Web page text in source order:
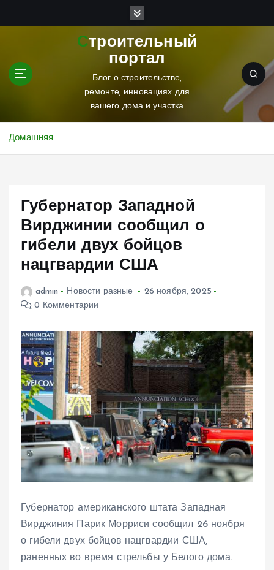
Строительный
портал
Блог о строительстве,
ремонте, инновациях для
вашего дома и участка
Домашняя
Губернатор Западной
Вирджинии сообщил о
гибели двух бойцов
нацгвардии США
admin Новости разные
26 ноября, 2025
0 Комментарии
Губернатор американского штата Западная
Вирджиния Парик Морриси сообщил 26 ноября
о гибели двух бойцов нацгвардии США,
раненных во время стрельбы у Белого дома.